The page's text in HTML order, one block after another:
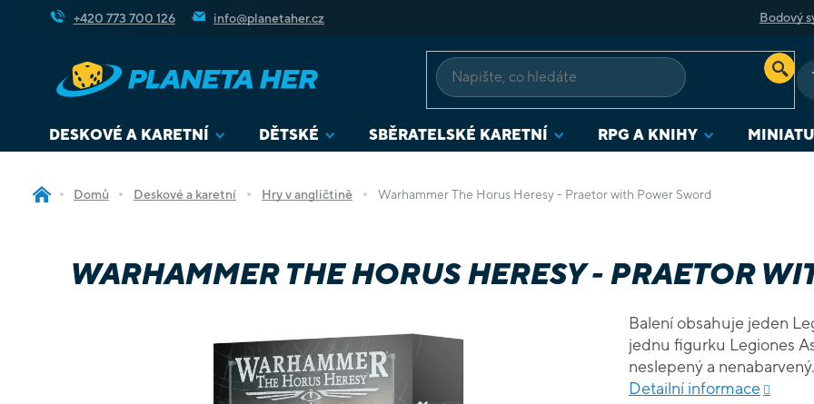
+420 773 700 126 info@planetaher.cz Bodový
DESKOVÉ A KARETNÍ DĚTSKÉ SBĚRATELSKÉ KARETNÍ RPG A KNIHY
Domů Deskové a karetní Hry v angličtině Warhammer The Horus Heresy - Praetor with Power Sword
WARHAMMER THE HORUS HERESY - PRAETOR
Balení obsahuje jeden
jednu figurku Legiones
neslepený a nenabarvený.
Detailní informace